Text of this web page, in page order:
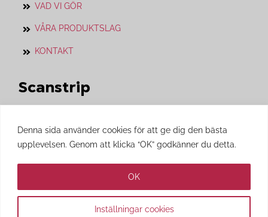
Denna sida använder cookies för att ge dig den bästa
upplevelsen. Genom att klicka “OK” godkänner du detta.
Inställningar cookies
OK
VAD VI GÖR
VÅRA PRODUKTSLAG
KONTAKT
Scanstrip
samarbete med.
Besök gärnaScanstripshemsida.